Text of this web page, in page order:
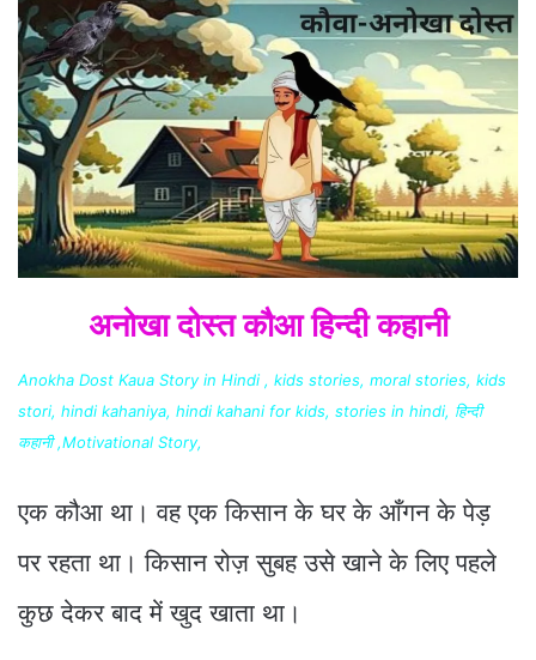
अनोखा दोस्त कौआ हिन्दी कहानी
Anokha Dost Kaua Story in Hindi , kids stories, moral stories, kids
stori, hindi kahaniya, hindi kahani for kids, stories in hindi, हिन्दी
कहानी ,Motivational Story,
एक कौआ था। वह एक किसान के घर के आँगन के पेड़
पर रहता था। किसान रोज़ सुबह उसे खाने के लिए पहले
कुछ देकर बाद में खुद खाता था।